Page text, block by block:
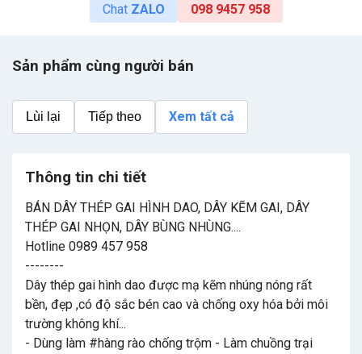
Chat ZALO 098 9457 958
Sản phẩm cùng người bán
Lùi lại Tiếp theo Xem tất cả
Thông tin chi tiết
BÁN DÂY THÉP GAI HÌNH DAO, DÂY KẼM GAI, DÂY
THÉP GAI NHỌN, DÂY BÙNG NHÙNG....
Hotline 0989 457 958
--------
Dây thép gai hình dao được mạ kẽm nhúng nóng rất
bền, đẹp ,có độ sắc bén cao và chống oxy hóa bởi môi
trường không khí...
- Dùng làm #hàng rào chống trộm - Làm chuồng trại